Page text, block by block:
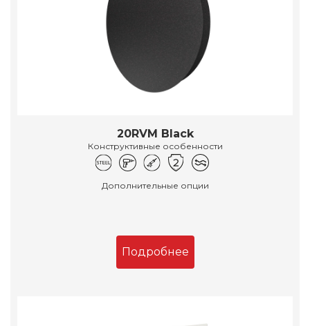
20RVM Black
Конструктивные особенности
Дополнительные опции
Подробнее